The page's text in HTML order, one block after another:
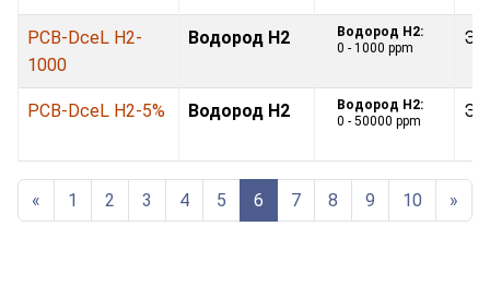
PCB-DceL H2-
1000
Водород H2
Водород H2:
0 - 1000 ppm
PCB-DceL H2-5% Водород H2
Водород H2:
0 - 50000 ppm
« 1 2 3 4 5 6 7 8 9 10 »